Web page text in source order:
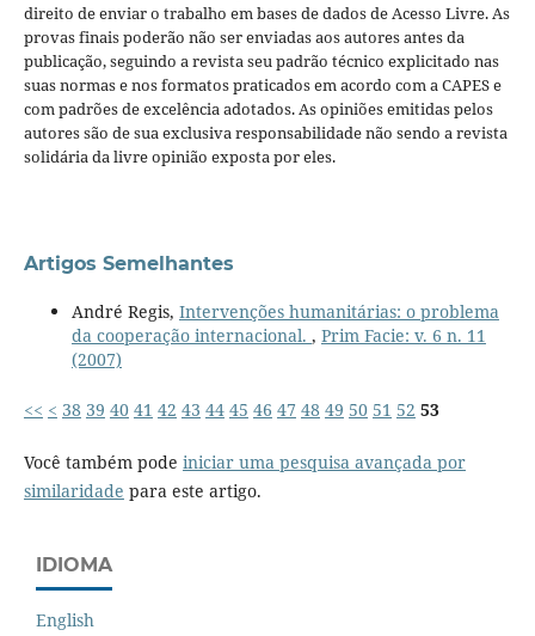
direito de enviar o trabalho em bases de dados de Acesso Livre. As
provas finais poderão não ser enviadas aos autores antes da
publicação, seguindo a revista seu padrão técnico explicitado nas
suas normas e nos formatos praticados em acordo com a CAPES e
com padrões de excelência adotados. As opiniões emitidas pelos
autores são de sua exclusiva responsabilidade não sendo a revista
solidária da livre opinião exposta por eles.
Artigos Semelhantes
André Regis, Intervenções humanitárias: o problema
da cooperação internacional. , Prim Facie: v. 6 n. 11
(2007)
<< < 38 39 40 41 42 43 44 45 46 47 48 49 50 51 52 53
Você também pode iniciar uma pesquisa avançada por
similaridade para este artigo.
IDIOMA
English